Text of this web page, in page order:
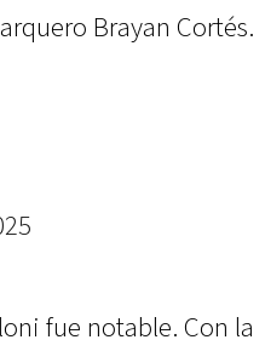
Brayan Cortés.
fue notable. Con la